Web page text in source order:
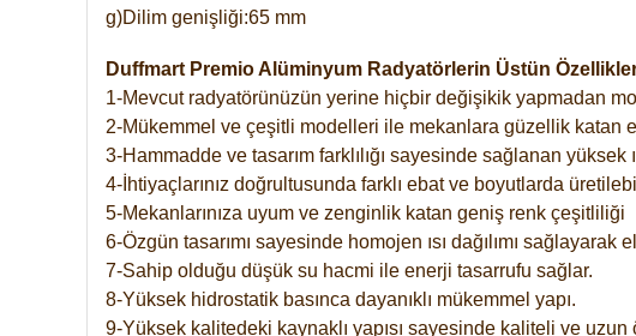
g)Dilim genişliği:65 mm
Duffmart Premio Alüminyum Radyatörlerin Üstün
1-Mevcut radyatörünüzün yerine hiçbir değişikik yapmadan
2-Mükemmel ve çeşitli modelleri ile mekanlara güzellik katan
3-Hammadde ve tasarım farklılığı sayesinde sağlanan yüksek
4-İhtiyaçlarınız doğrultusunda farklı ebat ve boyutlarda
5-Mekanlarınıza uyum ve zenginlik katan geniş renk çeşitliliği
6-Özgün tasarımı sayesinde homojen ısı dağılımı sağlayarak
7-Sahip olduğu düşük su hacmi ile enerji tasarrufu sağlar.
8-Yüksek hidrostatik basınca dayanıklı mükemmel yapı.
9-Yüksek kalitedeki kaynaklı yapısı sayesinde kaliteli ve uzun